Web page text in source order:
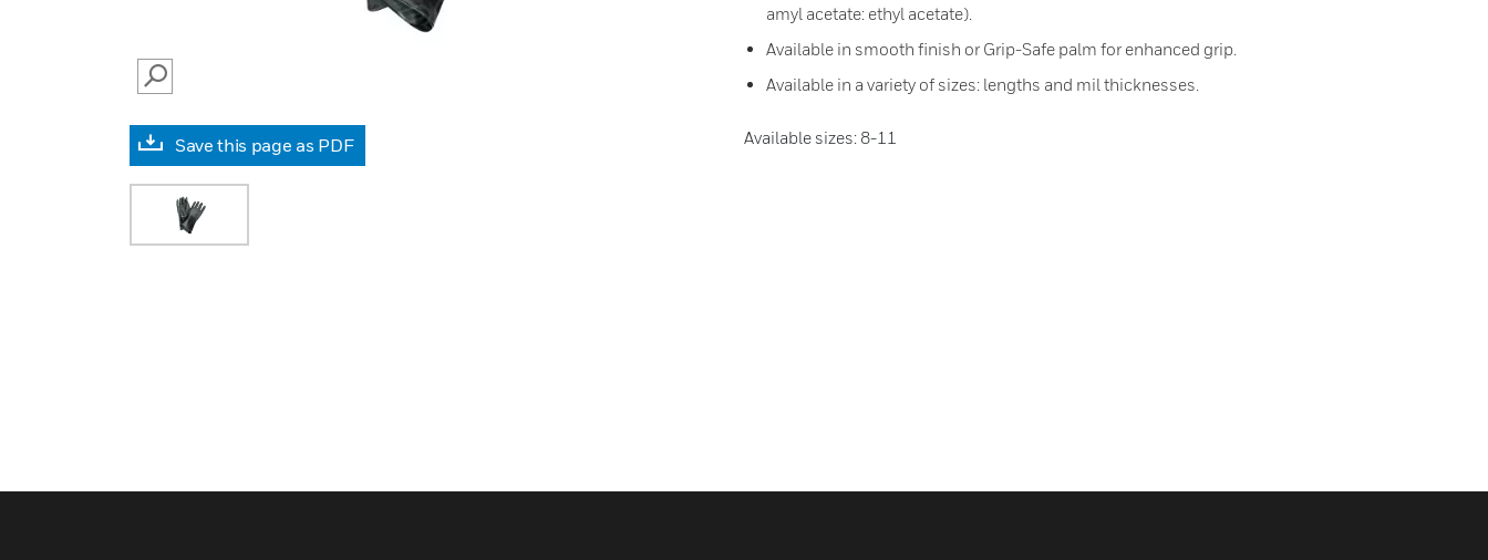
SEARCH
Save this page as PDF
amyl acetate: ethyl acetate).
Available in smooth finish or Grip-Safe palm for enhanced grip.
Available in a variety of sizes: lengths and mil thicknesses.
Available sizes: 8-11